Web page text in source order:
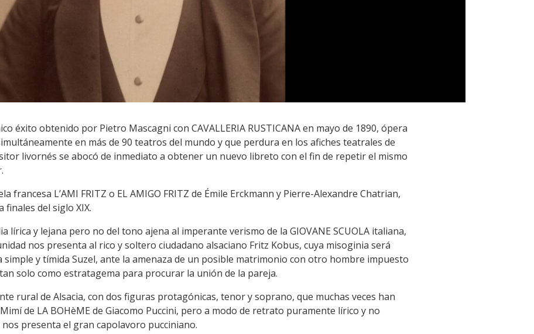
éxito obtenido por Pietro Mascagni con CAVALLERIA RUSTICANA en mayo de 1890, ópera
en más de 90 teatros del mundo y que perdura en los afiches teatrales de
livornés se abocó de inmediato a obtener un nuevo libreto con el fin de repetir el mismo
francesa L’AMI FRITZ o EL AMIGO FRITZ de Émile Erckmann y Pierre-Alexandre Chatrian,
finales del siglo XIX.
lírica y lejana pero no del tono ajena al imperante verismo de la GIOVANE SCUOLA italiana,
nos presenta al rico y soltero ciudadano alsaciano Fritz Kobus, cuya misoginia será
simple y tímida Suzel, ante la amenaza de un posible matrimonio con otro hombre impuesto
solo como estratagema para procurar la unión de la pareja.
rural de Alsacia, con dos figuras protagónicas, tenor y soprano, que muchas veces han
de LA BOHèME de Giacomo Puccini, pero a modo de retrato puramente lírico y no
presenta el gran capolavoro pucciniano.